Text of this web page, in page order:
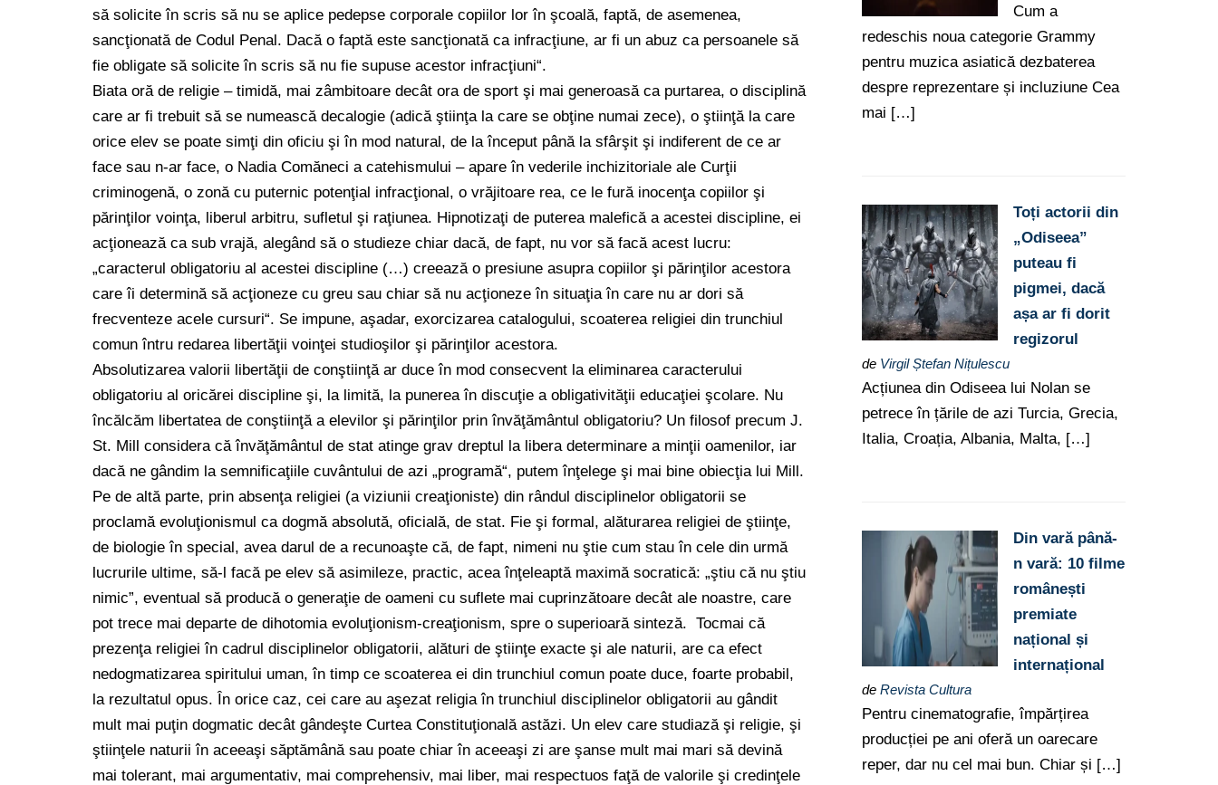
să solicite în scris să nu se aplice pedepse corporale copiilor lor în şcoală, faptă, de asemenea,
sancţionată de Codul Penal. Dacă o faptă este sancţionată ca infracţiune, ar fi un abuz ca persoanele să
fie obligate să solicite în scris să nu fie supuse acestor infracţiuni“.
Biata oră de religie – timidă, mai zâmbitoare decât ora de sport şi mai generoasă ca purtarea, o disciplină
care ar fi trebuit să se numească decalogie (adică ştiinţa la care se obţine numai zece), o ştiinţă la care
orice elev se poate simţi din oficiu şi în mod natural, de la început până la sfârşit şi indiferent de ce ar
face sau n-ar face, o Nadia Comăneci a catehismului – apare în vederile inchizitoriale ale Curţii
criminogenă, o zonă cu puternic potenţial infracţional, o vrăjitoare rea, ce le fură inocenţa copiilor şi
părinţilor voinţa, liberul arbitru, sufletul şi raţiunea. Hipnotizaţi de puterea malefică a acestei discipline, ei
acţionează ca sub vrajă, alegând să o studieze chiar dacă, de fapt, nu vor să facă acest lucru:
„caracterul obligatoriu al acestei discipline (…) creează o presiune asupra copiilor şi părinţilor acestora
care îi determină să acţioneze cu greu sau chiar să nu acţioneze în situaţia în care nu ar dori să
frecventeze acele cursuri“. Se impune, aşadar, exorcizarea catalogului, scoaterea religiei din trunchiul
comun întru redarea libertăţii voinţei studioşilor şi părinţilor acestora.
Absolutizarea valorii libertăţii de conştiinţă ar duce în mod consecvent la eliminarea caracterului
obligatoriu al oricărei discipline şi, la limită, la punerea în discuţie a obligativităţii educaţiei şcolare. Nu
încălcăm libertatea de conştiinţă a elevilor şi părinţilor prin învăţământul obligatoriu? Un filosof precum J.
St. Mill considera că învăţământul de stat atinge grav dreptul la libera determinare a minţii oamenilor, iar
dacă ne gândim la semnificaţiile cuvântului de azi „programă“, putem înţelege şi mai bine obiecţia lui Mill.
Pe de altă parte, prin absenţa religiei (a viziunii creaţioniste) din rândul disciplinelor obligatorii se
proclamă evoluţionismul ca dogmă absolută, oficială, de stat. Fie şi formal, alăturarea religiei de ştiinţe,
de biologie în special, avea darul de a recunoaşte că, de fapt, nimeni nu ştie cum stau în cele din urmă
lucrurile ultime, să-l facă pe elev să asimileze, practic, acea înţeleaptă maximă socratică: „ştiu că nu ştiu
nimic”, eventual să producă o generaţie de oameni cu suflete mai cuprinzătoare decât ale noastre, care
pot trece mai departe de dihotomia evoluţionism-creaţionism, spre o superioară sinteză. Tocmai că
prezenţa religiei în cadrul disciplinelor obligatorii, alături de ştiinţe exacte şi ale naturii, are ca efect
nedogmatizarea spiritului uman, în timp ce scoaterea ei din trunchiul comun poate duce, foarte probabil,
la rezultatul opus. În orice caz, cei care au aşezat religia în trunchiul disciplinelor obligatorii au gândit
mult mai puţin dogmatic decât gândeşte Curtea Constituţională astăzi. Un elev care studiază şi religie, şi
ştiinţele naturii în aceeaşi săptămână sau poate chiar în aceeaşi zi are şanse mult mai mari să devină
mai tolerant, mai argumentativ, mai comprehensiv, mai liber, mai respectuos faţă de valorile şi credinţele
Cum a
redeschis noua categorie Grammy
pentru muzica asiatică dezbaterea
despre reprezentare și incluziune Cea
mai […]
Toți actorii din
„Odiseea”
puteau fi
pigmei, dacă
așa ar fi dorit
regizorul
de Virgil Ștefan Nițulescu
Acțiunea din Odiseea lui Nolan se
petrece în țările de azi Turcia, Grecia,
Italia, Croația, Albania, Malta, […]
Din vară până-
n vară: 10 filme
românești
premiate
național și
internațional
de Revista Cultura
Pentru cinematografie, împărțirea
producției pe ani oferă un oarecare
reper, dar nu cel mai bun. Chiar și […]